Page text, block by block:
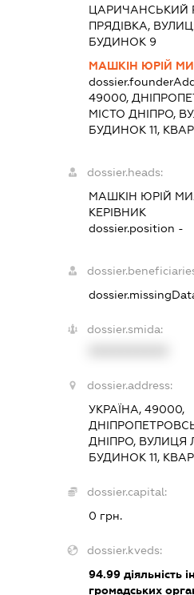
ЦАРИЧАНСЬКИЙ
ПРЯДІВКА,
БУДИНОК 9
МАШКІН ЮРІЙ
49000,
МІСТО ДНІПРО,
БУДИНОК 11,
dossier.heads:
МАШКІН ЮРІЙ
КЕРІВНИК
dossier.position -
dossier.smida:
dossier.address:
УКРАЇНА, 49000,
ДНІПРО, ВУЛИЦЯ
БУДИНОК 11,
dossier.capital:
0 грн.
dossier.kveds:
94.99діяльність
громадських